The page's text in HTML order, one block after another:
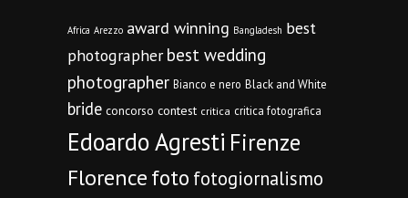
Africa Arezzo award winning Bangladesh best
photographer best wedding
photographer Bianco e nero Black and White
bride concorso contest critica critica fotografica
Edoardo Agresti Firenze
Florencefoto fotogiornalismo